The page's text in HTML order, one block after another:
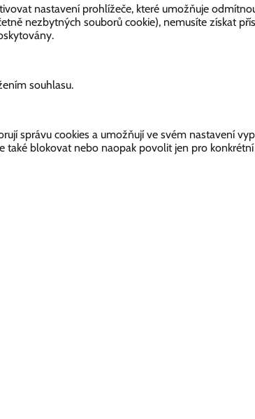
nastavení prohlížeče, které umožňuje
nezbytných souborů cookie), nemusíte získat
souhlasu.
správu cookies a umožňují ve svém nastavení
blokovat nebo naopak povolit jen pro